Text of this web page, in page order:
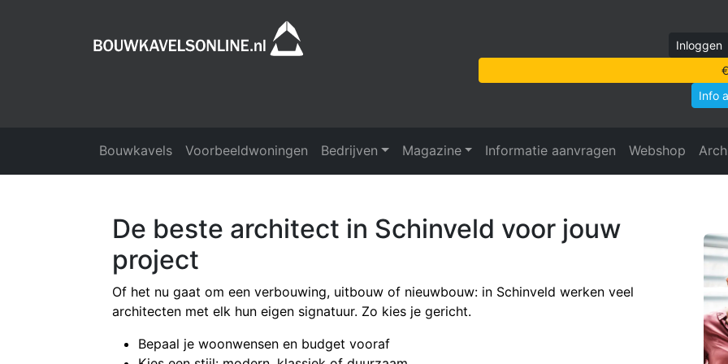
Inloggen
Info
Bouwkavels Voorbeeldwoningen Bedrijven Magazine Informatie aanvragen Webshop
De beste architect in Schinveld voor jouw
project
Of het nu gaat om een verbouwing, uitbouw of nieuwbouw: in Schinveld werken veel
architecten met elk hun eigen signatuur. Zo kies je gericht.
Bepaal je woonwensen en budget vooraf
10
4
5